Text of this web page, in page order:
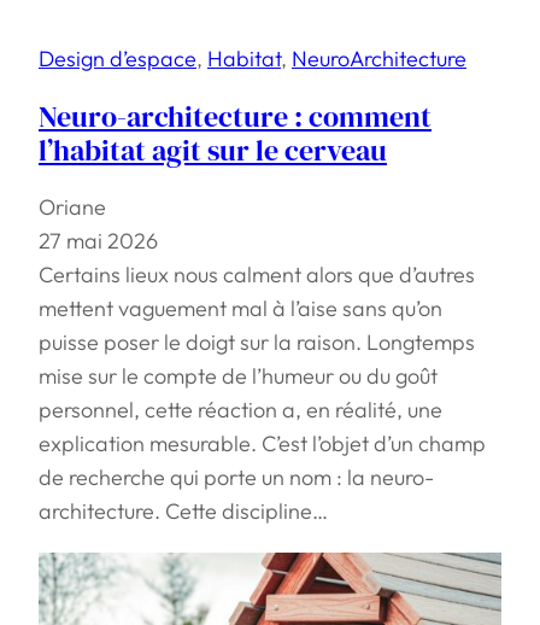
Design d’espace, Habitat, NeuroArchitecture
Neuro-architecture : comment
l’habitat agit sur le cerveau
Oriane
27 mai 2026
Certains lieux nous calment alors que d’autres
mettent vaguement mal à l’aise sans qu’on
puisse poser le doigt sur la raison. Longtemps
mise sur le compte de l’humeur ou du goût
personnel, cette réaction a, en réalité, une
explication mesurable. C’est l’objet d’un champ
de recherche qui porte un nom : la neuro-
architecture. Cette discipline…